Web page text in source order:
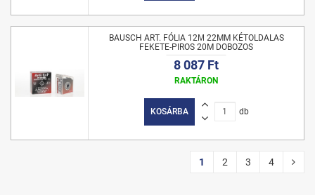
BAUSCH ART. FÓLIA 12Μ 22MM KÉTOLDALAS
FEKETE-PIROS 20M DOBOZOS
8 087 Ft
RAKTÁRON
KOSÁRBA db
1 2 3 4